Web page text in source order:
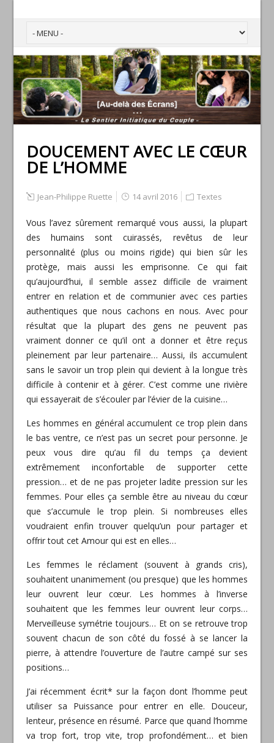
DOUCEMENT AVEC LE CŒUR
DE L’HOMME
Jean-Philippe Ruette 14 avril 2016 Textes
Vous l’avez sûrement remarqué vous aussi, la plupart
des humains sont cuirassés, revêtus de leur
personnalité (plus ou moins rigide) qui bien sûr les
protège, mais aussi les emprisonne. Ce qui fait
qu’aujourd’hui, il semble assez difficile de vraiment
entrer en relation et de communier avec ces parties
authentiques que nous cachons en nous. Avec pour
résultat que la plupart des gens ne peuvent pas
vraiment donner ce qu’il ont a donner et être reçus
pleinement par leur partenaire… Aussi, ils accumulent
sans le savoir un trop plein qui devient à la longue très
difficile à contenir et à gérer. C’est comme une rivière
qui essayerait de s’écouler par l’évier de la cuisine…
Les hommes en général accumulent ce trop plein dans
le bas ventre, ce n’est pas un secret pour personne. Je
peux vous dire qu’au fil du temps ça devient
extrêmement inconfortable de supporter cette
pression… et de ne pas projeter ladite pression sur les
femmes. Pour elles ça semble être au niveau du cœur
que s’accumule le trop plein. Si nombreuses elles
voudraient enfin trouver quelqu’un pour partager et
offrir tout cet Amour qui est en elles…
Les femmes le réclament (souvent à grands cris),
souhaitent unanimement (ou presque) que les hommes
leur ouvrent leur cœur. Les hommes à l’inverse
souhaitent que les femmes leur ouvrent leur corps…
Merveilleuse symétrie toujours… Et on se retrouve trop
souvent chacun de son côté du fossé à se lancer la
pierre, à attendre l’ouverture de l’autre campé sur ses
positions…
J’ai récemment écrit* sur la façon dont l’homme peut
utiliser sa Puissance pour entrer en elle. Douceur,
lenteur, présence en résumé. Parce que quand l’homme
va trop fort, trop vite, trop profondément… et bien